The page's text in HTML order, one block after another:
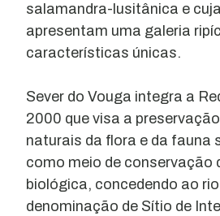
salamandra-lusitânica e
apresentam uma galeria
características únicas.
Sever do Vouga integra a
2000 que visa a
naturais da flora e da fauna
como meio de conservação
biológica, concedendo ao
denominação de Sítio de